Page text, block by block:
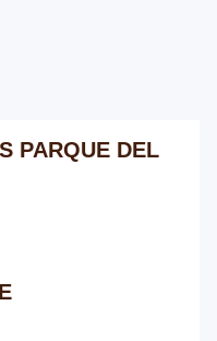
PARQUE DEL